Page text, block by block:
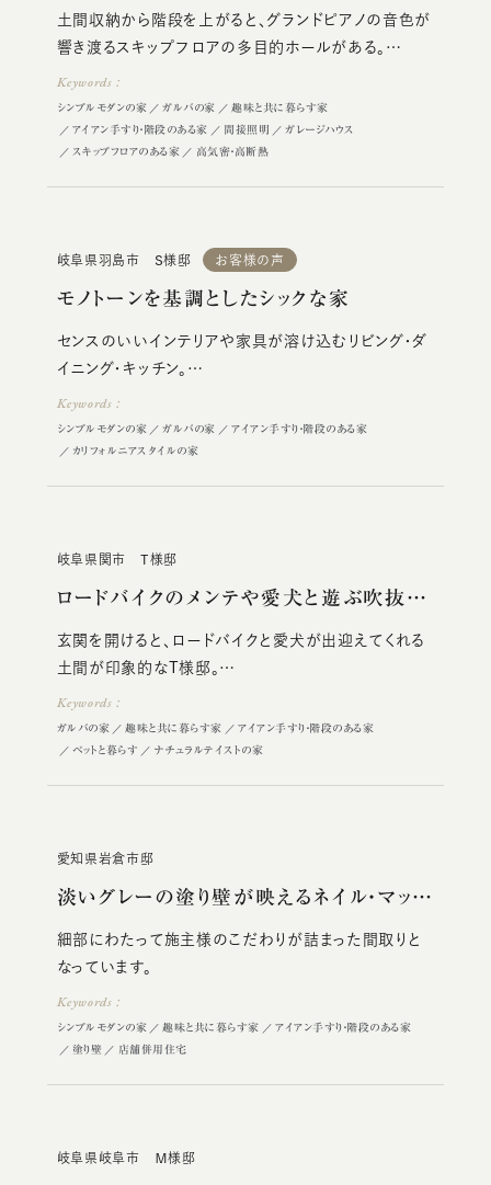
土間収納から階段を上がると、グランドピアノの音色が
響き渡るスキップフロアの多目的ホールがある。
ミニコンサートができるほどのゆとりのある広さを実
現。
Keywords：
シンプルモダンの家 ガルバの家
趣味と共に暮らす家
アイアン手すり・階段のある家
間接照明
ガレージハウス
スキップフロアのある家
高気密・高断熱
岐阜県羽島市 Ｓ様邸 お客様の声
モノトーンを基調としたシックな家
センスのいいインテリアや家具が溶け込むリビング・ダ
イニング・キッチン。
白と黒にグレーを合わせることで、クール過ぎず優しい
雰囲気のシンプルモダンを実現。
Keywords：
シンプルモダンの家 ガルバの家
アイアン手すり・階段のある家
カリフォルニアスタイルの家
岐阜県関市 T様邸
ロードバイクのメンテや愛犬と遊ぶ吹抜け＆…
玄関を開けると、ロードバイクと愛犬が出迎えてくれる
土間が印象的なT様邸。
光降り注ぐ吹き抜けの開放感、スケルトン階段など、ワ
クワクするような空間構成になっております。
ご家族が心地よく暮らせる動線も考え抜いた、空間が
Keywords：
ガルバの家 趣味と共に暮らす家
アイアン手すり・階段のある家
ペットと暮らす
ナチュラルテイストの家
愛知県岩倉市邸
淡いグレーの塗り壁が映えるネイル・マッサ…
細部にわたって施主様のこだわりが詰まった間取りと
なっています。
Keywords：
シンプルモダンの家 趣味と共に暮らす家
アイアン手すり・階段のある家
塗り壁
店舗併用住宅
岐阜県岐阜市 Ｍ様邸